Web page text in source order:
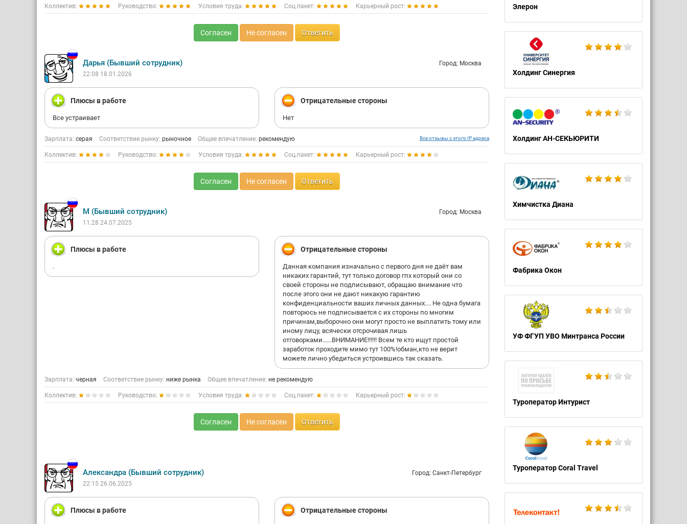
Элерон
Холдинг Синергия
Холдинг АН-СЕКЬЮРИТИ
Химчистка Диана
Фабрика Окон
УФ ФГУП УВО Минтранса России
Туроператор Интурист
Туроператор Coral Travel
Коллектив: Руководство: Условия труда: Соц.пакет: Карьерный рост:
Согласен Не согласен Ответить
Дарья (Бывший сотрудник)
Город: Москва
22:08 18.01.2026
Плюсы в работе
Все устраивает
Отрицательные стороны
Нет
Зарплата: серая Соответствие рынку: рыночное Общее впечатление: рекомендую Все отзывы с этого IP адреса
Коллектив: Руководство: Условия труда: Соц.пакет: Карьерный рост:
Согласен Не согласен Ответить
М (Бывший сотрудник)
Город: Москва
11:28 24.07.2025
Плюсы в работе
.
Отрицательные стороны
Данная компания изначально с первого дня не даёт вам
никаких гарантий, тут только договор гпх который они со
своей стороны не подписывают, обращаю внимание что
после этого они не дают никакую гарантию
конфиденциальности ваших личных данных.... Не одна бумага
повторюсь не подписывается с их стороны по многим
причинам,выборочно они могут просто не выплатить тому или
иному лицу, всячески отсрочивая лишь
отговорками......ВНИМАНИЕ!!!!!! Всем те кто ищут простой
заработок проходите мимо тут 100%!обман,кто не верит
можете лично убедиться устроившись так сказать.
Зарплата: черная Соответствие рынку: ниже рынка Общее впечатление: не рекомендую
Коллектив: Руководство: Условия труда: Соц.пакет: Карьерный рост:
Согласен Не согласен Ответить
Александра (Бывший сотрудник)
Город: Санкт-Петербург
22:15 26.06.2025
Плюсы в работе Отрицательные стороны